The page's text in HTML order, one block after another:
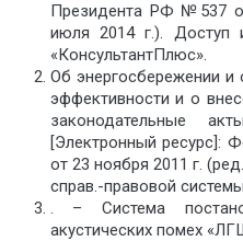
Президента РФ №537
июля 2014 г.). Доступ
«КонсультантПлюс».
Об энергосбережении и
эффективности и о
законодательные
[Электронный ресурс]:
от 23 ноября 2011 г.
справ.-правовой
. – Система
акустических помех